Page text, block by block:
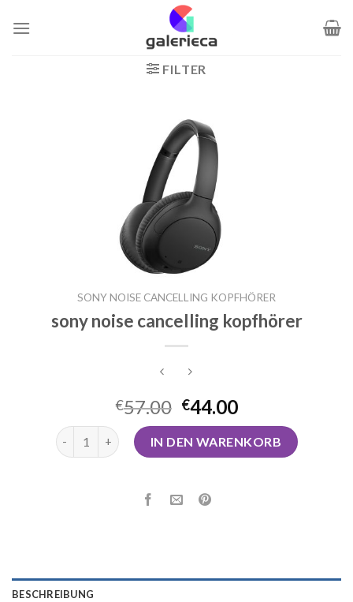
Inhalt
FILTER
SONY NOISE CANCELLING KOPFHÖRER
sony noise cancelling kopfhörer
€57.00 €44.00
sony noise cancelling kopfhörer Menge
IN DEN WARENKORB
BESCHREIBUNG